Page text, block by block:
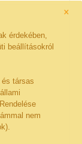
×
érdekében,
beállításokról
társas
nem